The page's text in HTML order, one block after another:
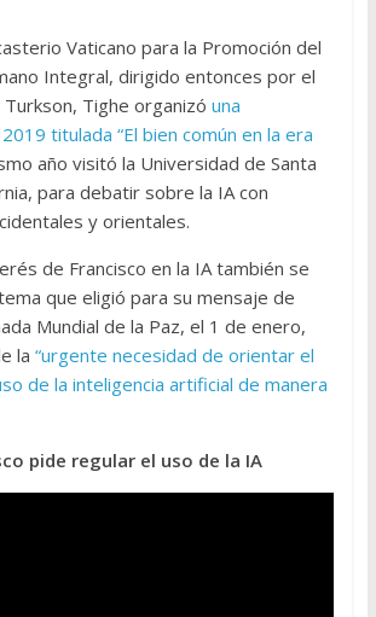
Vaticano para la Promoción del
Integral, dirigido entonces por el
Tighe organizó una
titulada “El bien común en la era
año visitó la Universidad de Santa
para debatir sobre la IA con
y orientales.
de Francisco en la IA también se
que eligió para su mensaje de
Mundial de la Paz, el 1 de enero,
la “urgente necesidad de orientar el
de la inteligencia artificial de manera
pide regular el uso de la IA